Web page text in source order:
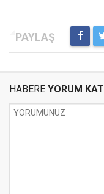
HABERE YORUM KAT